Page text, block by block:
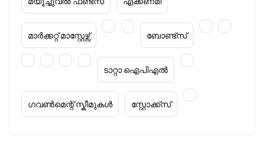
മാർക്കറ്റ് മാസ്റ്റേഴ്സ് ബോണ്ട്സ്
ടാറ്റാ ഐപിഎൽ
ഗവൺമെന്റ് സ്കീമുകൾ സ്റ്റോക്ക്‌സ്